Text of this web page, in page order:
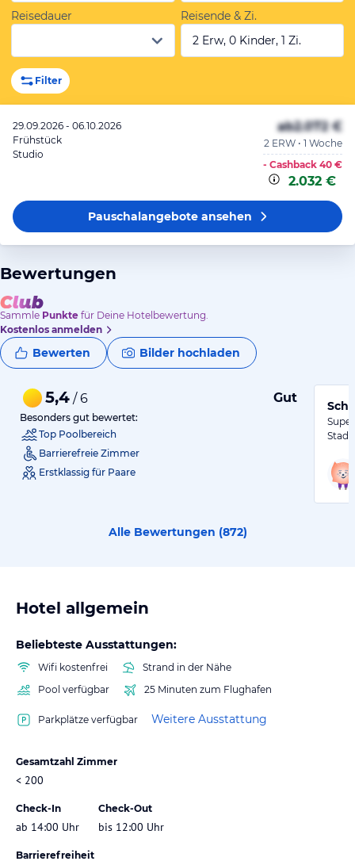
Reisedauer
Reisende & Zi.
2 Erw, 0 Kinder, 1 Zi.
Filter
29.09.2026 - 06.10.2026
Frühstück
Studio
ab2.072 €
2 ERW • 1 Woche
- Cashback 40 €
2.032 €
Pauschalangeboteansehen
Bewertungen
Sammle Punkte für Deine Hotelbewertung.
Kostenlos anmelden
Bewerten Bilder hochladen
5,4 / 6 Gut
Besonders gut bewertet:
Top Poolbereich
Barrierefreie Zimmer
Erstklassig für Paare
Stadt
Alle Bewertungen (872)
Hotel allgemein
Beliebteste Ausstattungen:
Wifi kostenfrei
Strand in der Nähe
Pool verfügbar
25 Minuten zum Flughafen
Parkplätze verfügbar Weitere Ausstattung
Gesamtzahl Zimmer
< 200
Check-In
ab 14:00 Uhr
Check-Out
bis 12:00 Uhr
Barrierefreiheit